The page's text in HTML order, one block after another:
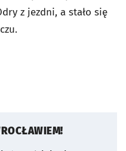
z jezdni, a stało się